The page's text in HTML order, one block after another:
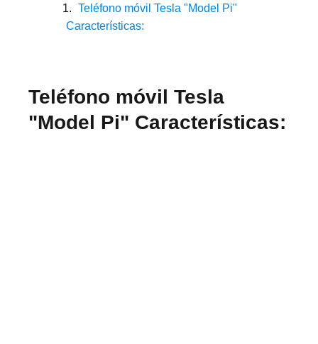
Teléfono móvil Tesla "Model Pi"
Características:
Teléfono móvil Tesla
"Model Pi" Características: